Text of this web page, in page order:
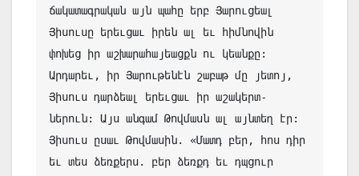
ճակատագրական այն պահը երբ Յարուցեալ
Յիսուսը երեւցաւ իրեն ալ եւ հիմնովին
փոխեց իր աշխարահայեացքն ու կեանքը:
Արդարեւ, իր Յարութենէն շաբաթ մը յետոյ,
Յիսուս դարձեալ երեւցաւ իր աշակերտ-
ներուն: Այս անգամ Թովմասն ալ այնտեղ էր:
Յիսուս ըսաւ Թովմասին. «Մատդ բեր, հոս դիր
եւ տես ձեռքերս. բեր ձեռքդ եւ դպցուր